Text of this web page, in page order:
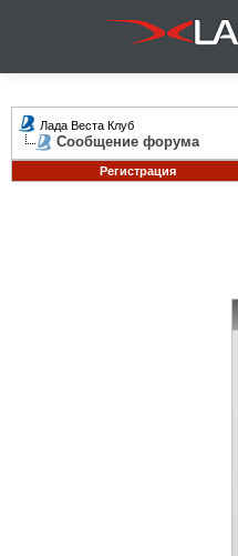
Лада Веста Клуб
Сообщение форума
Регистрация